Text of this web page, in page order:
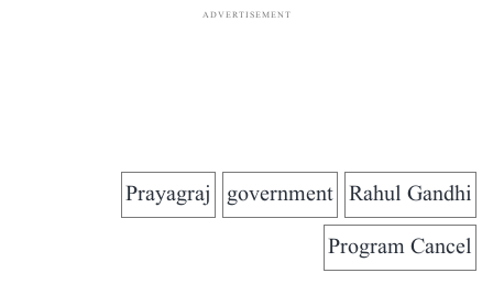
ADVERTISEMENT
Rahul Gandhi
government
Prayagraj
Program Cancel